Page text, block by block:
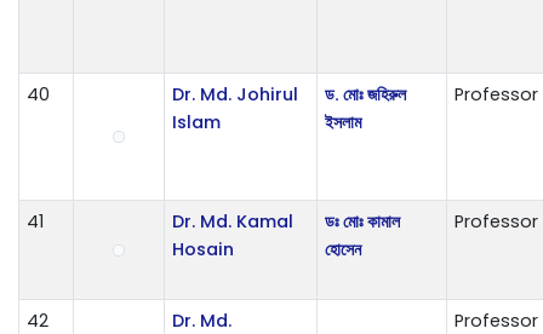
40
Dr. Md. Johirul
Islam
ড. মোঃ জহিরুল
ইসলাম
Professor
41
Dr. Md. Kamal
Hosain
ডঃ মোঃ কামাল
হোসেন
Professor
42
Dr. Md.
Professor